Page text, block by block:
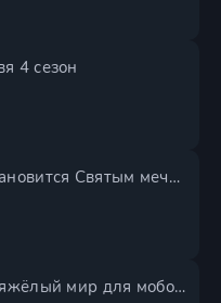
4 сезон
Старик из деревни становится Святым мечом 2 сезон
Мир отомэ-игр - это тяжёлый мир для мобов 2 сезон